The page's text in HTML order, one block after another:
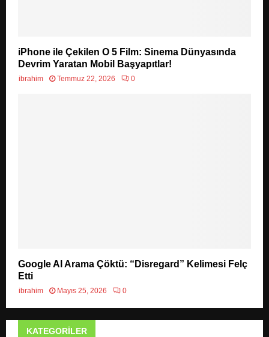
iPhone ile Çekilen O 5 Film: Sinema Dünyasında
Devrim Yaratan Mobil Başyapıtlar!
ibrahim Temmuz 22, 2026 0
Google AI Arama Çöktü: “Disregard” Kelimesi Felç
Etti
ibrahim Mayıs 25, 2026 0
KATEGORILER